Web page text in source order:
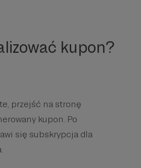
kupon?
przejść na stronę
kupon. Po
się subskrypcja dla